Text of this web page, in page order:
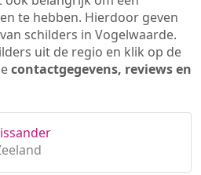
te hebben. Hierdoor geven
schilders in Vogelwaarde.
uit de regio en klik op de
contactgegevens, reviews en